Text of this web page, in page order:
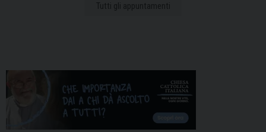
Tutti gli appuntamenti